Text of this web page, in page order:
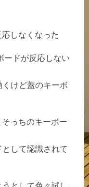
しなくなった
ドが反応しない
けど蓋のキーボ
っちのキーボー
して認識されて